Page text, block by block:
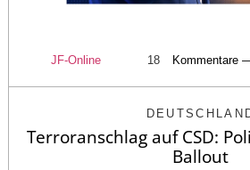
JF-Online 18 Kommentare
Terroranschlag auf CSD:
Ballout